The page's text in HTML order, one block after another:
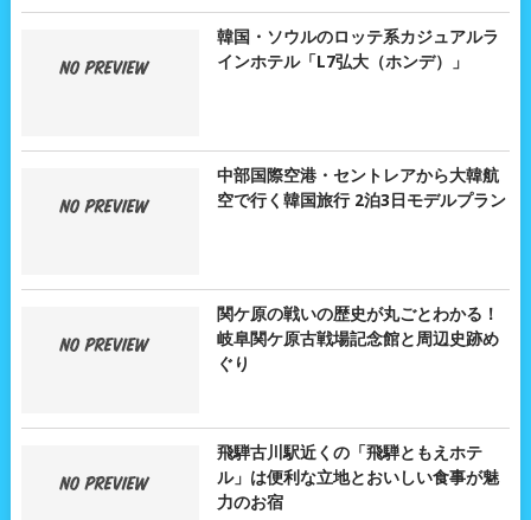
韓国・ソウルのロッテ系カジュアルラ
インホテル「L7弘大（ホンデ）」
中部国際空港・セントレアから大韓航
空で行く韓国旅行 2泊3日モデルプラン
関ケ原の戦いの歴史が丸ごとわかる！
岐阜関ケ原古戦場記念館と周辺史跡め
ぐり
飛騨古川駅近くの「飛騨ともえホテ
ル」は便利な立地とおいしい食事が魅
力のお宿